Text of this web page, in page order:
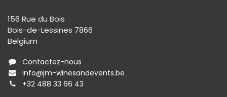
156 Rue du Bois
Bois-de-Lessines 7866
Belgium
Contactez-nous
info@jm-winesandevents.be
+32 488 33 66 43